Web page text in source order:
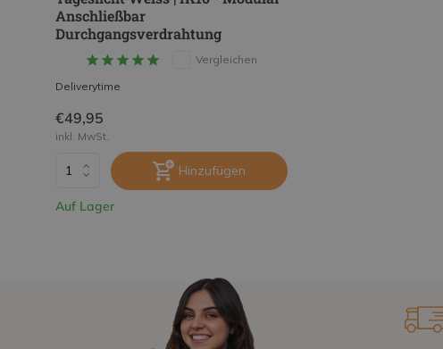
Anschließbar
Durchgangsverdrahtung
Vergleichen
Deliverytime
€49,95
inkl. MwSt.
Hinzufügen
Auf Lager